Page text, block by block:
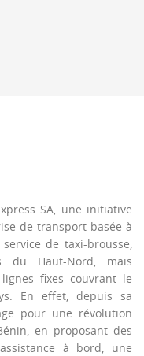
SA, une initiative
de transport basée à
de taxi-brousse,
du Haut-Nord, mais
fixes couvrant le
En effet, depuis sa
pour une révolution
en proposant des
à bord, une